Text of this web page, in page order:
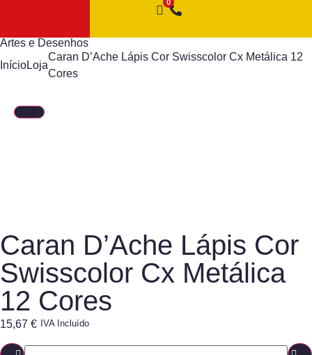
Artes e Desenhos
InícioLoja
Caran D’Ache Lápis Cor Swisscolor Cx Metálica 12
Cores
Caran D’Ache Lápis Cor
Swisscolor Cx Metálica
12 Cores
15,67 € IVA Incluído